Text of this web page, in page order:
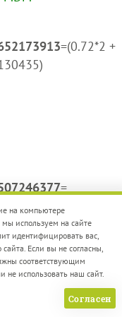
=(0.72*2 +
=
на компьютере
используем на сайте
идентифицировать вас,
Если вы не согласны,
соответствующим
не использовать наш сайт.
Согласен